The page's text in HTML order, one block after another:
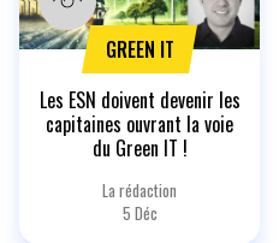
GREEN IT
Les ESN doivent devenir les
capitaines ouvrant la voie
du Green IT !
La rédaction
5 Déc